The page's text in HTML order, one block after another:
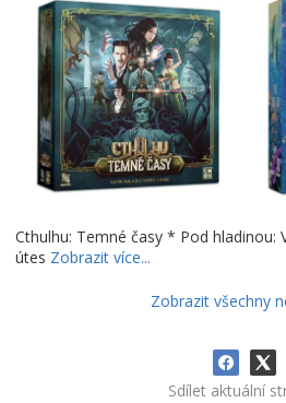
Cthulhu: Temné časy * Pod hladinou:
útes Zobrazit více...
Zobrazit všechny
Sdílet aktuální